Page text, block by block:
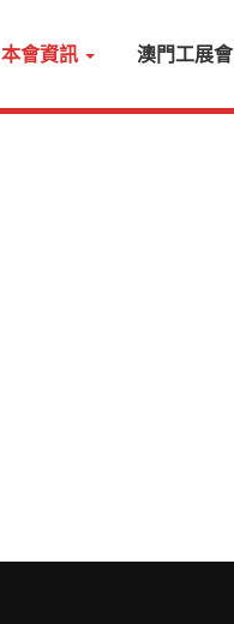
本會資訊 澳門工展會